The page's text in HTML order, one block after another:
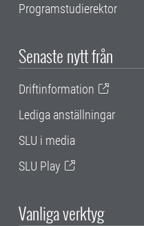
Programstudierektor
Senaste nytt från
Driftinformation
Lediga anställningar
SLU i media
SLU Play
Vanliga verktyg